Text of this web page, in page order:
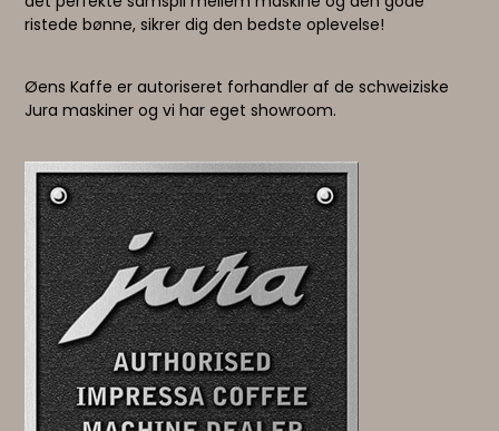
ristede bønne, sikrer dig den bedste oplevelse!
Øens Kaffe er autoriseret forhandler af de schweiziske
Jura maskiner og vi har eget showroom.